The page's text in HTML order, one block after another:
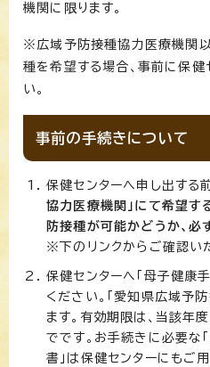
機関に限ります。
※広域予防接種協力医療機関
種を希望する場合、事前に保健
い。
事前の手続きについて
保健センターへ申し出する前
協力医療機関」にて希望
防接種が可能かどうか、必
※下のリンクからご確認い
保健センターへ「母子健康
ください。「愛知県広域予
ます。有効期限は、当該
でです。お手続きに必要な
書」は保健センターにもご